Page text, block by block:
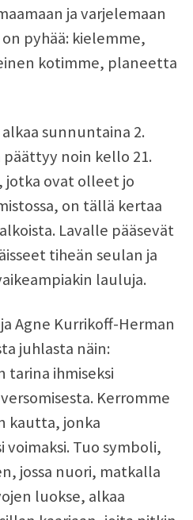
ja varjelemaan
pyhää: kielemme,
kotimme, planeetta
sunnuntaina 2.
noin kello 21.
jotka ovat olleet jo
on tällä kertaa
Lavalle pääsevät
tiheän seulan ja
lauluja.
Agne Kurrikoff-Herman
juhlasta näin:
tarina ihmiseksi
Kerromme
kautta, jonka
Tuo symboli,
jossa nuori, matkalla
luokse, alkaa